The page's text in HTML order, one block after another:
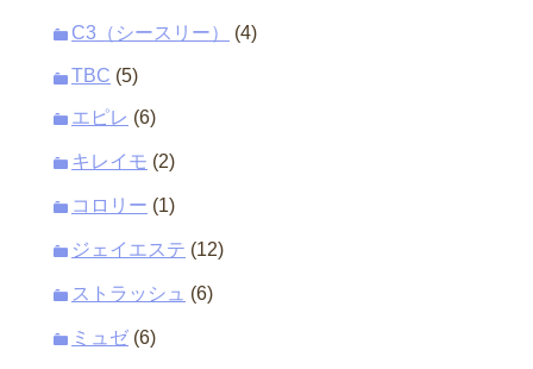
C3（シースリー） (4)
TBC (5)
エピレ (6)
キレイモ (2)
コロリー (1)
ジェイエステ (12)
ストラッシュ (6)
ミュゼ (6)